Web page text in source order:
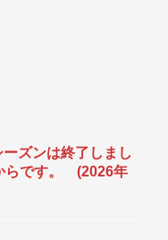
ズンは終了しまし
らです。 (2026年